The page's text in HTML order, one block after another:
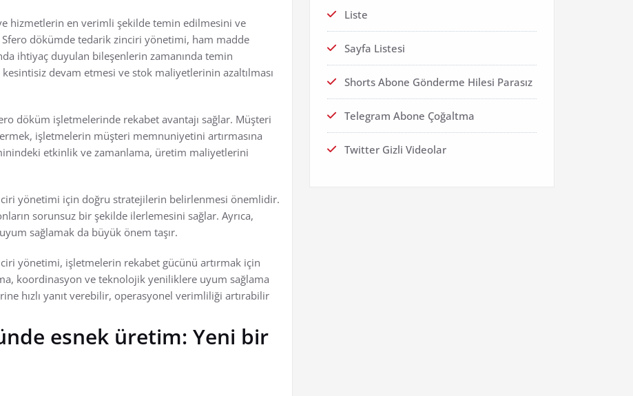
hizmetlerin en verimli şekilde temin edilmesini ve
Sfero dökümde tedarik zinciri yönetimi, ham madde
ihtiyaç duyulan bileşenlerin zamanında temin
devam etmesi ve stok maliyetlerinin azaltılması
döküm işletmelerinde rekabet avantajı sağlar. Müşteri
işletmelerin müşteri memnuniyetini artırmasına
etkinlik ve zamanlama, üretim maliyetlerini
yönetimi için doğru stratejilerin belirlenmesi önemlidir.
sorunsuz bir şekilde ilerlemesini sağlar. Ayrıca,
sağlamak da büyük önem taşır.
yönetimi, işletmelerin rekabet gücünü artırmak için
koordinasyon ve teknolojik yeniliklere uyum sağlama
hızlı yanıt verebilir, operasyonel verimliliği artırabilir
esnek üretim: Yeni bir
Liste
Sayfa Listesi
Shorts Abone Gönderme Hilesi Parasız
Telegram Abone Çoğaltma
Twitter Gizli Videolar